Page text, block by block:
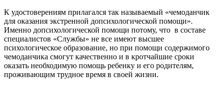
К удостоверениям прилагался так называемый «чемоданчик
для оказания экстренной допсихологической помощи».
Именно допсихологической помощи потому, что в составе
специалистов «Службы» не все имеют высшее
психологическое образование, но при помощи содержимого
чемоданчика смогут качественно и в кротчайшие сроки
оказать необходимую помощь ребенку и его родителям,
проживающим трудное время в своей жизни.